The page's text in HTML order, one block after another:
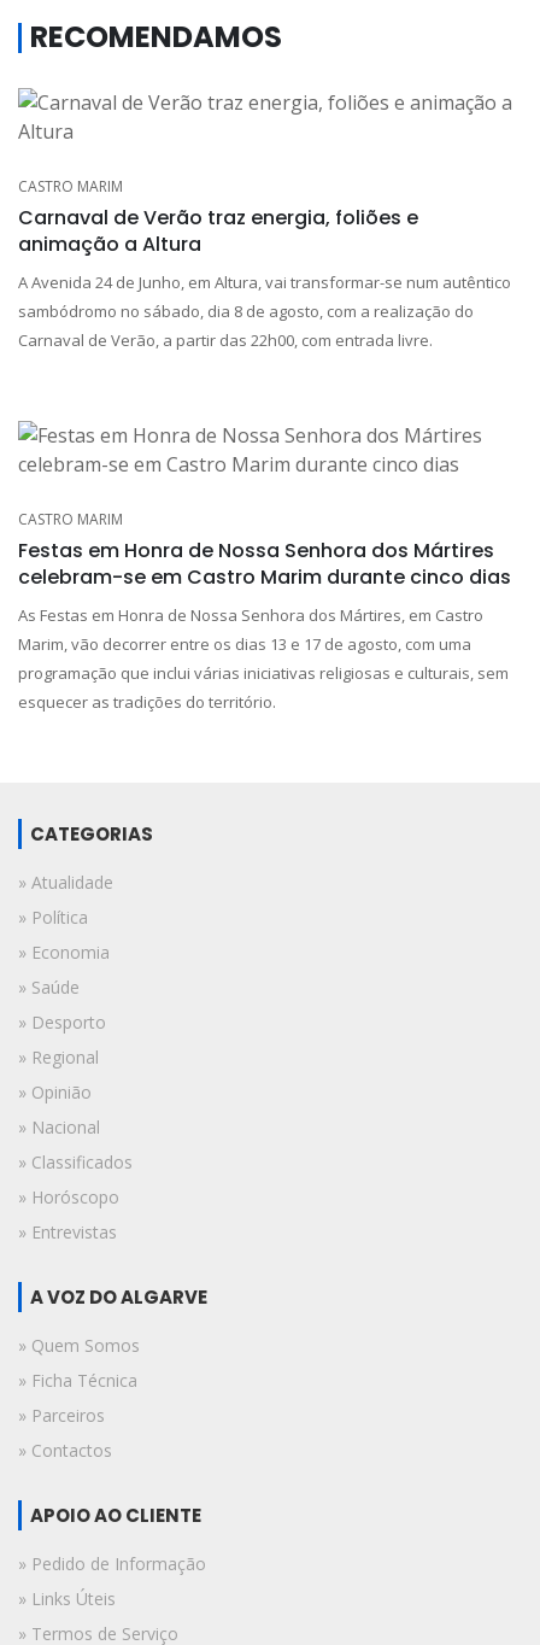
RECOMENDAMOS
CASTRO MARIM
Carnaval de Verão traz energia, foliões e
animação a Altura
A Avenida 24 de Junho, em Altura, vai transformar-se num autêntico
sambódromo no sábado, dia 8 de agosto, com a realização do
Carnaval de Verão, a partir das 22h00, com entrada livre.
CASTRO MARIM
Festas em Honra de Nossa Senhora dos Mártires
celebram-se em Castro Marim durante cinco dias
As Festas em Honra de Nossa Senhora dos Mártires, em Castro
Marim, vão decorrer entre os dias 13 e 17 de agosto, com uma
programação que inclui várias iniciativas religiosas e culturais, sem
esquecer as tradições do território.
CATEGORIAS
» Atualidade
» Política
» Economia
» Saúde
» Desporto
» Regional
» Opinião
» Nacional
» Classificados
» Horóscopo
» Entrevistas
A VOZ DO ALGARVE
» Quem Somos
» Ficha Técnica
» Parceiros
» Contactos
APOIO AO CLIENTE
» Pedido de Informação
» Links Úteis
» Termos de Serviço